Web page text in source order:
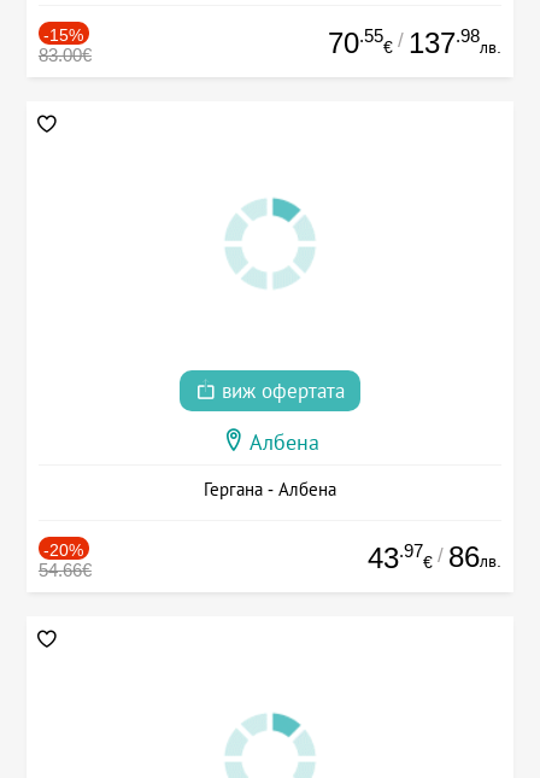
-15%
83.00€ 70.55
€ / 137.98
лв.
виж офертата
Албена
Гергана - Албена
-20%
54.66€ 43.97
€ / 86лв.